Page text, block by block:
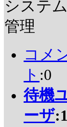
システム
管理
コメ
ト :0
待機
ーザ:1